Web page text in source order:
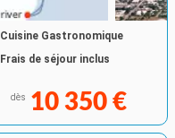
Cuisine Gastronomique
Frais de séjour inclus
dès 10 350 €